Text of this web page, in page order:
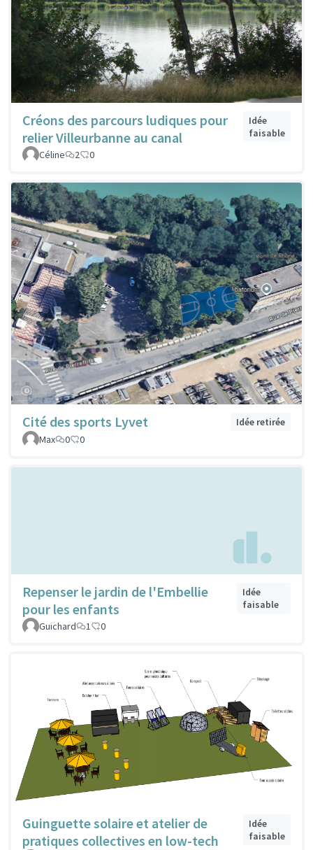
Créons des parcours ludiques pour
relier Villeurbanne au canal
Idée
faisable
Céline
2 0
Cité des sports Lyvet
Idée retirée
Max
0 0
Repenser le jardin de l'Embellie
pour les enfants
Idée
faisable
Guichard
1 0
Guinguette solaire et atelier de
pratiques collectives en low-tech
Idée
faisable